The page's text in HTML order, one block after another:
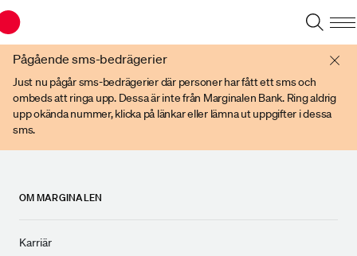
Pågående sms-bedrägerier
Just nu pågår sms-bedrägerier där personer har fått ett sms och
ombeds att ringa upp. Dessa är inte från Marginalen Bank. Ring aldrig
upp okända nummer, klicka på länkar eller lämna ut uppgifter i dessa
sms.
OM MARGINALEN
Karriär
Du har en gammal webbläsare. Vänligen använd senare versioner av t ex